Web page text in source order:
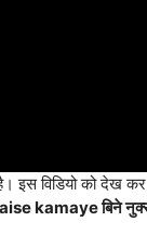
इस विडियो को देख
kamaye बिने